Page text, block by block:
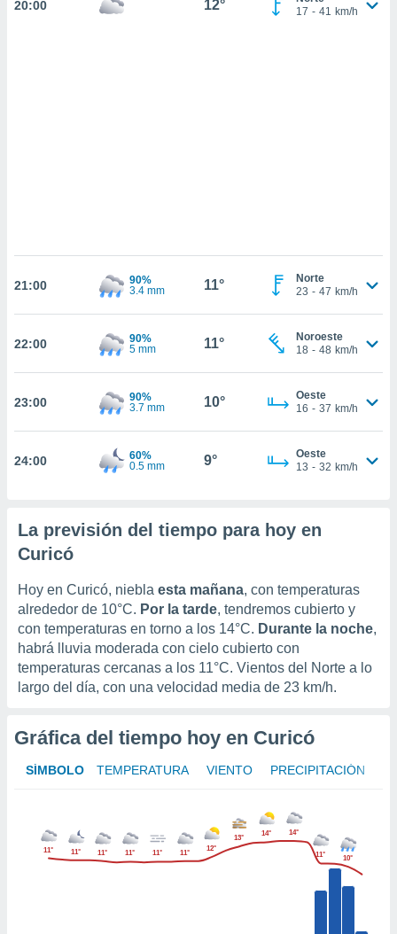
nos
de
de
sitio
de que
sean
el sitio
para
ni para
o
no
Puedes
20:00 12°
17 - 41 km/h
21:00
90%
3.4 mm
11°
Norte
23 - 47 km/h
22:00
90%
5 mm
11°
Noroeste
18 - 48 km/h
23:00
90%
3.7 mm
10°
Oeste
16 - 37 km/h
24:00
60%
0.5 mm
9°
Oeste
13 - 32 km/h
La previsión del tiempo para hoy en
Curicó
Hoy en Curicó, niebla esta mañana, con temperaturas
alrededor de 10°C. Por la tarde, tendremos cubierto y
con temperaturas en torno a los 14°C. Durante la noche,
habrá lluvia moderada con cielo cubierto con
temperaturas cercanas a los 11°C. Vientos del Norte a lo
largo del día, con una velocidad media de 23 km/h.
Gráfica del tiempo hoy en Curicó
SÍMBOLO TEMPERATURA VIENTO PRECIPITACIÓN
11° 11° 11° 11° 11° 11°
12°
13°
14° 14°
11° 10°